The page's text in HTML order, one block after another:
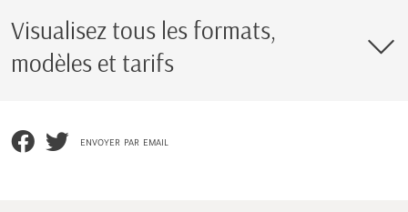
Visualisez tous les formats,
modèles et tarifs
envoyer par email